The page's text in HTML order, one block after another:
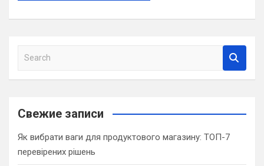
a
c
Свежие записи
Як вибрати ваги для продуктового магазину: ТОП-7
перевірених рішень